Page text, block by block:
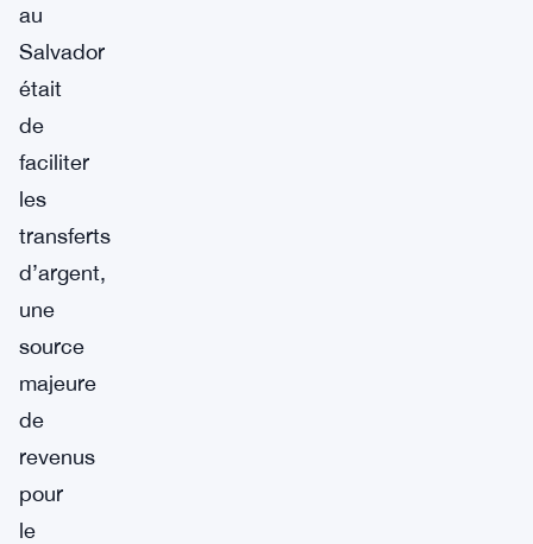
au
Salvador
était
de
faciliter
les
transferts
d’argent,
une
source
majeure
de
revenus
pour
le